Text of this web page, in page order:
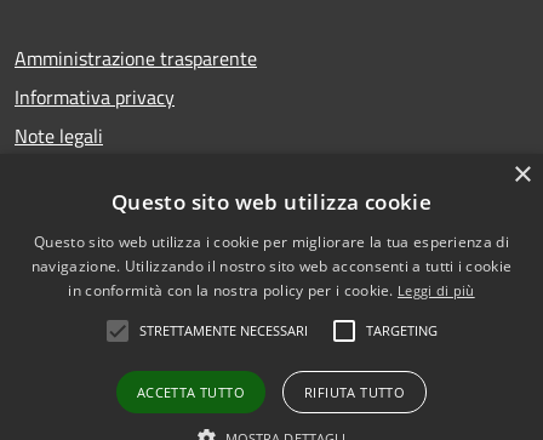
Amministrazione trasparente
Informativa privacy
Note legali
Accessibilità
Mappa del sito
Vecchio sito istituzionale
Copyright © 2026 • Comune di
Powered byMunicipium
Accesso redazione
×
Questo sito web utilizza cookie
Questo sito web utilizza i cookie per migliorare la tua esperienza di
navigazione. Utilizzando il nostro sito web acconsenti a tutti i cookie
in conformità con la nostra policy per i cookie. Leggi di più
STRETTAMENTE NECESSARI TARGETING
ACCETTA TUTTO RIFIUTA TUTTO